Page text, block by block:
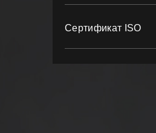
Сертификат ISO